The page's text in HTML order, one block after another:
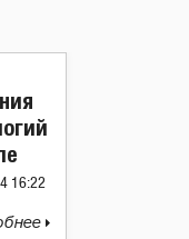
16:22